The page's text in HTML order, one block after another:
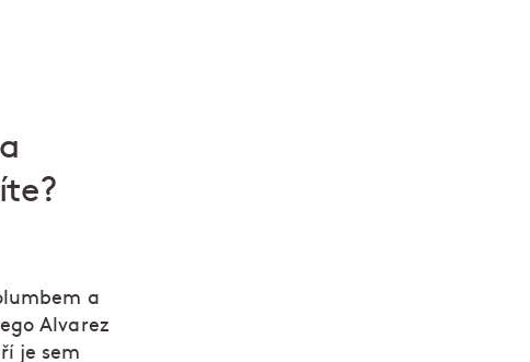
a
Alvarez
je sem